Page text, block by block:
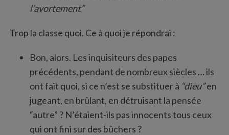
l’avortement”
Trop la classe quoi. Ce à quoi je répondrai :
Bon, alors. Les inquisiteurs des papes
précédents, pendant de nombreux siècles … ils
ont fait quoi, si ce n’est se substituer à “dieu”en
jugeant, en brûlant, en détruisant la pensée
“autre” ? N’étaient-ils pas innocents tous ceux
qui ont fini sur des bûchers ?
e
a
r
h
f
o